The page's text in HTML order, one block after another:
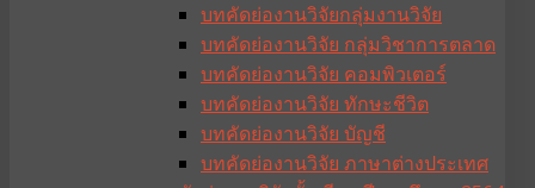
บทคัดย่องานวิจัยกลุ่มงานวิจัย
บทคัดย่องานวิจัย กลุ่มวิชาการตลาด
บทคัดย่องานวิจัย คอมพิวเตอร์
บทคัดย่องานวิจัย ทักษะชีวิต
บทคัดย่องานวิจัย บัญชี
บทคัดย่องานวิจัย ภาษาต่างประเทศ